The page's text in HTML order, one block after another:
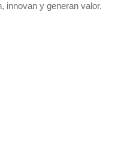
innovan y generan valor.